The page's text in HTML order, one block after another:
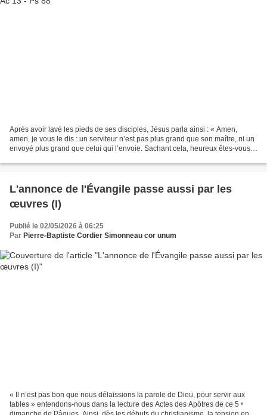
Après avoir lavé les pieds de ses disciples, Jésus parla ainsi : « Amen,
amen, je vous le dis : un serviteur n’est pas plus grand que son maître, ni un
envoyé plus grand que celui qui l’envoie. Sachant cela, heureux êtes-vous,
L'annonce de l'Évangile passe aussi par les
œuvres (I)
Publié le 02/05/2026 à 06:25
Par Pierre-Baptiste Cordier Simonneau cor unum
« Il n’est pas bon que nous délaissions la parole de Dieu, pour servir aux
tables » entendons-nous dans la lecture des Actes des Apôtres de ce 5 ᵉ